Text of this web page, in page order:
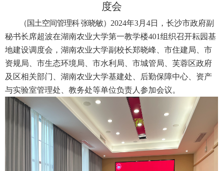
度会
（国土空间管理科张晓敏） 2024年3月4日，长沙市政府副
秘书长席超波在湖南农业大学第一教学楼401组织召开耘园基
地建设调度会，湖南农业大学副校长郑晓峰、市住建局、市
资规局、市生态环境局、市水利局、市城管局、芙蓉区政府
及区相关部门
湖南农业大学基建处 后勤保障中心
资产
与实验室管理处、教务处等单位负责 人 参加会议。